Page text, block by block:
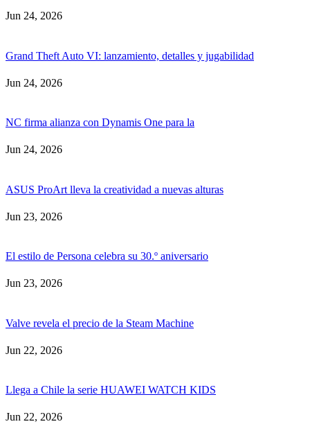
Jun 24, 2026
Grand Theft Auto VI: lanzamiento, detalles y jugabilidad
Jun 24, 2026
NC firma alianza con Dynamis One para la
Jun 24, 2026
ASUS ProArt lleva la creatividad a nuevas alturas
Jun 23, 2026
El estilo de Persona celebra su 30.º aniversario
Jun 23, 2026
Valve revela el precio de la Steam Machine
Jun 22, 2026
Llega a Chile la serie HUAWEI WATCH KIDS
Jun 22, 2026